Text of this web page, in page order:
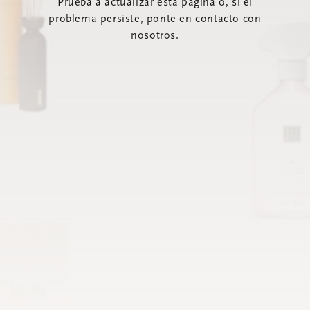
Prueba a actualizar esta página o, si el
problema persiste, ponte en contacto con
nosotros.